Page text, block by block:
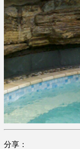
分享：